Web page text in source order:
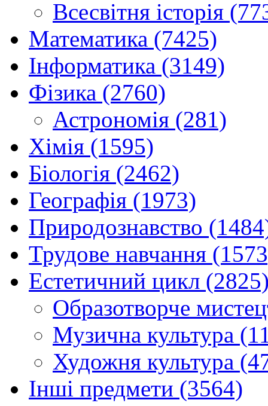
Всесвітня історія
Математика (7425)
Інформатика (3149)
Фізика (2760)
Астрономія (281)
Хімія (1595)
Біологія (2462)
Географія (1973)
Природознавство
Трудове навчання
Естетичний цикл
Образотворче
Музична культура
Художня культура
Інші предмети (3564)